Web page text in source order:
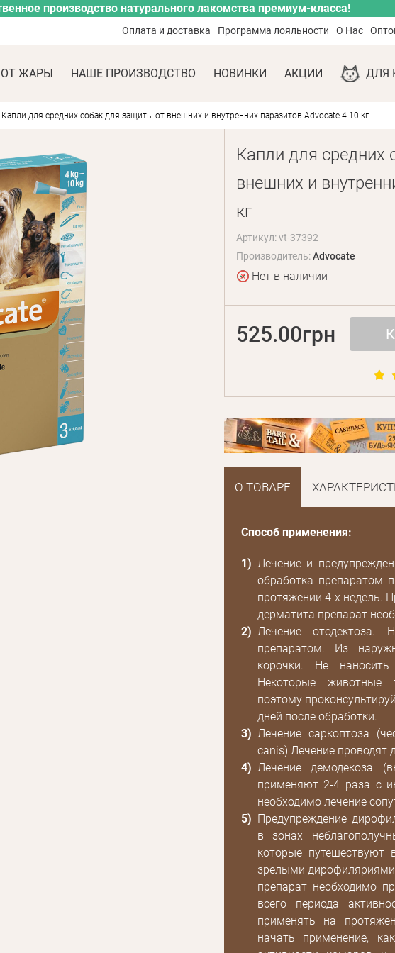
производство натурального лакомства премиум-класса!
Оплата и доставка Программа лояльности О Нас
ОТ ЖАРЫ НАШЕ ПРОИЗВОДСТВО НОВИНКИ АКЦИИ ДЛЯ
Капли для средних собак для защиты от внешних и внутренних паразитов Advocate 4-10 кг
Капли для средних
внешних и
кг
Артикул: vt-37392
Производитель:Advocate
Нет в наличии
525.00грн
О ТОВАРЕ
Способ применения:
Лечение и
обработка препаратом
протяжении 4-х недель.
дерматита препарат
Лечение отодектоза.
препаратом. Из
корочки. Не
Некоторые животные
поэтому
дней после обработки.
Лечение саркоптоза
canis) Лечение проводят
Лечение демодекоза
применяют 2-4 раза с
необходимо лечение
Предупреждение
в зонах
которые
зрелыми
препарат необходимо
всего периода
применять на
начать применение,